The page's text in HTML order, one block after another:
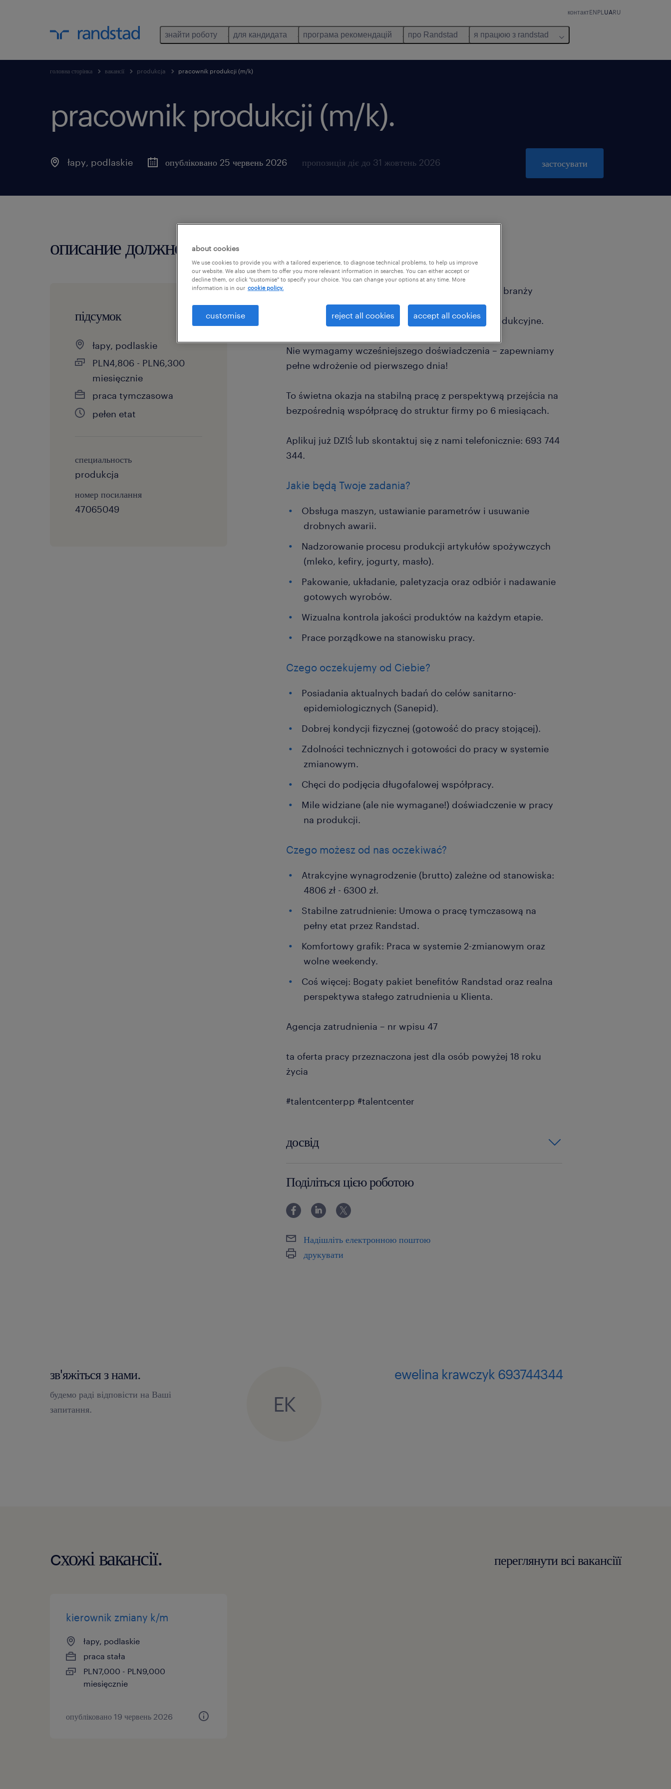
контактENPL UARU
знайти роботу для кандидата програма рекомендацій про Randstad я працюю з randstad
головна сторінка вакансії produkcja pracownik produkcji (m/k)
pracownik produkcji (m/k).
łapy, podlaskie опубліковано 25 червень 2026 пропозиція діє до 31 жовтень 2026 застосувати
описание должности
підсумок
łapy, podlaskie
PLN4,806 - PLN6,300
miesięcznie
praca tymczasowa
pełen etat
специальность
produkcja
номер посилання
47065049
Szukasz stabilnego zatrudnienia w znanej firmie z branży
spożywczej? Dla naszego Klienta poszukujemy
zmotywowanych pracowników na stanowiska produkcyjne.
Nie wymagamy wcześniejszego doświadczenia – zapewniamy
pełne wdrożenie od pierwszego dnia!
To świetna okazja na stabilną pracę z perspektywą przejścia na
bezpośrednią współpracę do struktur firmy po 6 miesiącach.
Aplikuj już DZIŚ lub skontaktuj się z nami telefonicznie: 693 744
344.
Jakie będą Twoje zadania?
Obsługa maszyn, ustawianie parametrów i usuwanie
drobnych awarii.
Nadzorowanie procesu produkcji artykułów spożywczych
(mleko, kefiry, jogurty, masło).
Pakowanie, układanie, paletyzacja oraz odbiór i nadawanie
gotowych wyrobów.
Wizualna kontrola jakości produktów na każdym etapie.
Prace porządkowe na stanowisku pracy.
Czego oczekujemy od Ciebie?
Posiadania aktualnych badań do celów sanitarno-
epidemiologicznych (Sanepid).
Dobrej kondycji fizycznej (gotowość do pracy stojącej).
Zdolności technicznych i gotowości do pracy w systemie
zmianowym.
Chęci do podjęcia długofalowej współpracy.
Mile widziane (ale nie wymagane!) doświadczenie w pracy
na produkcji.
Czego możesz od nas oczekiwać?
Atrakcyjne wynagrodzenie (brutto) zależne od stanowiska:
4806 zł - 6300 zł.
Stabilne zatrudnienie: Umowa o pracę tymczasową na
pełny etat przez Randstad.
Komfortowy grafik: Praca w systemie 2-zmianowym oraz
wolne weekendy.
Coś więcej: Bogaty pakiet benefitów Randstad oraz realna
perspektywa stałego zatrudnienia u Klienta.
Agencja zatrudnienia – nr wpisu 47
ta oferta pracy przeznaczona jest dla osób powyżej 18 roku
życia
#talentcenterpp #talentcenter
досвід
Поділіться цією роботою
Надішліть електронною поштою
друкувати
зв'яжіться з нами.
будемо раді відповісти на Ваші
запитання.
EK
ewelina krawczyk 693744344
cхожі вакансії. переглянути всі вакансіїї
kierownik zmiany k/m
łapy, podlaskie
praca stała
PLN7,000 - PLN9,000
miesięcznie
опубліковано 19 червень 2026
about cookies
We use cookies to provide you with a tailored experience, to diagnose technical problems, to help us improve
our website. We also use them to offer you more relevant information in searches. You can either accept or
decline them, or click "customise" to specify your choice. You can change your options at any time. More
information is in our cookie policy.
customise reject all cookies accept all cookies